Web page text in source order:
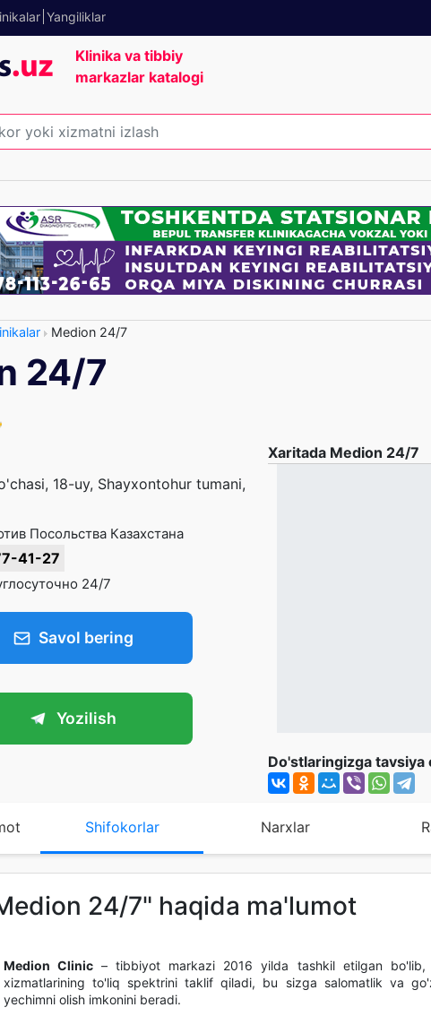
Yangiliklar
Klinika va tibbiy
markazlar katalogi
Medion 24/7
24/7
18-uy, Shayxontohur tumani,
Посольства Казахстана
41-27
24/7
Savol bering
Yozilish
Xaritada Medion 24/7
Do'stlaringizga tavsiya
Shifokorlar Narxlar
24/7" haqida ma'lumot
Medion Сlinic – tibbiyot markazi 2016 yilda tashkil etilgan bo'lib,
xizmatlarining to'liq spektrini taklif qiladi, bu sizga salomatlik va
yechimni olish imkonini beradi.